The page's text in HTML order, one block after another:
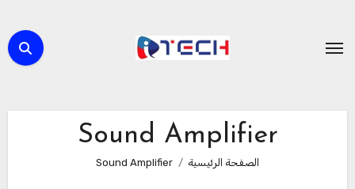
المحتوى
Sound Amplifier
الصفحة الرئيسية Sound Amplifier